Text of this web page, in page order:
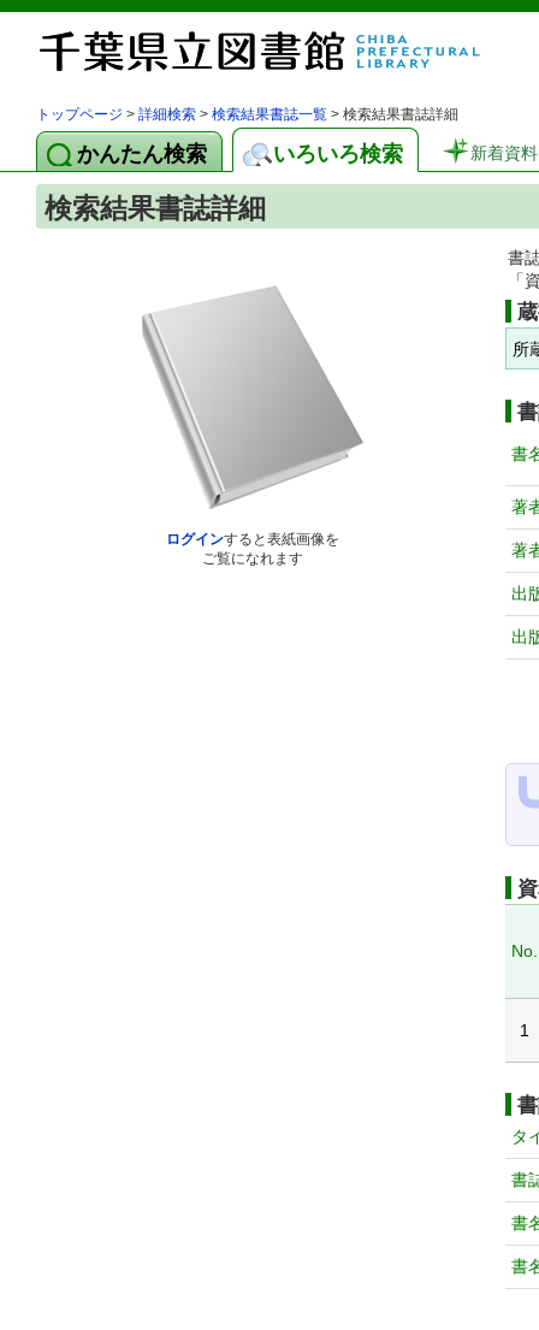
トップページ > 詳細検索 > 検索結果書誌一覧 > 検索結果書誌詳細
かんたん検索 いろいろ検索 新着資料
検索結果書誌詳細
ログインすると表紙画像を
ご覧になれます
書
「
所
書
著
著
出
出
No.
1
タ
書
書
書